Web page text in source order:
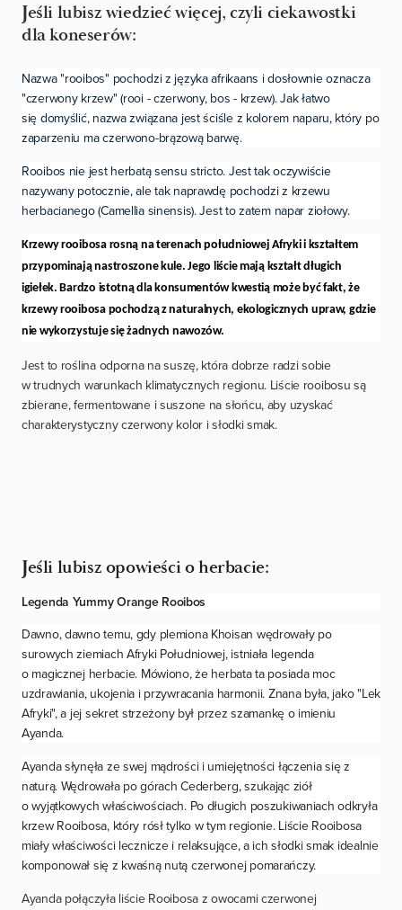
Jeśli lubisz wiedzieć więcej, czyli ciekawostki
dla koneserów:
Nazwa "rooibos" pochodzi z języka afrikaans i dosłownie oznacza
"czerwony krzew" (rooi - czerwony, bos - krzew). Jak łatwo
się domyślić, nazwa związana jest ściśle z kolorem naparu, który po
zaparzeniu ma czerwono-brązową barwę.
Rooibos nie jest herbatą sensu stricto. Jest tak oczywiście
nazywany potocznie, ale tak naprawdę pochodzi z krzewu
herbacianego (Camellia sinensis). Jest to zatem napar ziołowy.
Krzewy rooibosa rosną na terenach południowej Afryki i kształtem
przypominają nastroszone kule. Jego liście mają kształt długich
igiełek. Bardzo istotną dla konsumentów kwestią może być fakt, że
krzewy rooibosa pochodzą z naturalnych, ekologicznych upraw, gdzie
nie wykorzystuje się żadnych nawozów.
Jest to roślina odporna na suszę, która dobrze radzi sobie
w trudnych warunkach klimatycznych regionu. Liście rooibosu są
zbierane, fermentowane i suszone na słońcu, aby uzyskać
charakterystyczny czerwony kolor i słodki smak.
Jeśli lubisz opowieści o herbacie:
Legenda Yummy Orange Rooibos
Dawno, dawno temu, gdy plemiona Khoisan wędrowały po
surowych ziemiach Afryki Południowej, istniała legenda
o magicznej herbacie. Mówiono, że herbata ta posiada moc
uzdrawiania, ukojenia i przywracania harmonii. Znana była, jako "Lek
Afryki", a jej sekret strzeżony był przez szamankę o imieniu
Ayanda.
Ayanda słynęła ze swej mądrości i umiejętności łączenia się z
naturą. Wędrowała po górach Cederberg, szukając ziół
o wyjątkowych właściwościach. Po długich poszukiwaniach odkryła
krzew Rooibosa, który rósł tylko w tym regionie. Liście Rooibosa
miały właściwości lecznicze i relaksujące, a ich słodki smak idealnie
komponował się z kwaśną nutą czerwonej pomarańczy.
Ayanda połączyła liście Rooibosa z owocami czerwonej